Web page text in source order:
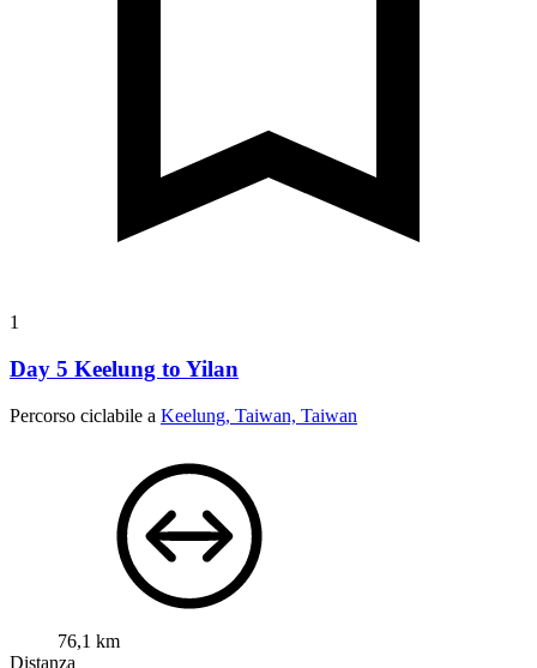
1
Day 5 Keelung to Yilan
Percorso ciclabile a Keelung, Taiwan, Taiwan
76,1 km
Distanza